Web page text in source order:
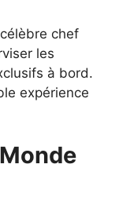
chef
les
à bord.
expérience